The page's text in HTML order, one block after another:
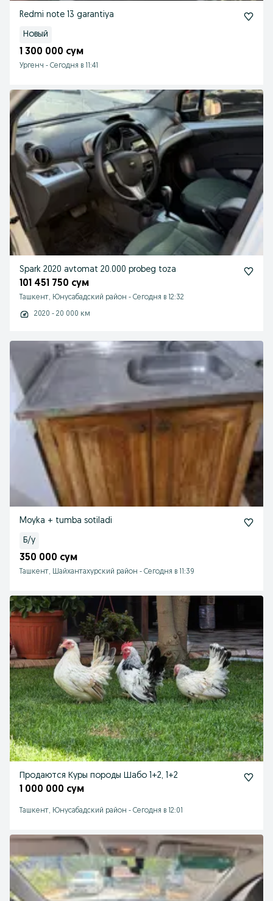
Redmi note 13 garantiya
Новый
1 300 000 сум
Ургенч - Сегодня в 11:41
Spark 2020 avtomat 20.000 probeg toza
101 451 750 сум
Ташкент, Юнусабадский район - Сегодня в 12:32
2020 - 20 000 км
Moyka + tumba sotiladi
Б/у
350 000 сум
Ташкент, Шайхантахурский район - Сегодня в 11:39
Продаются Куры породы Шабо 1+2, 1+2
1 000 000 сум
Ташкент, Юнусабадский район - Сегодня в 12:01